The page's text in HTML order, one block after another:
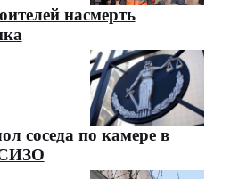
насмерть
соседа по камере в
СИЗО